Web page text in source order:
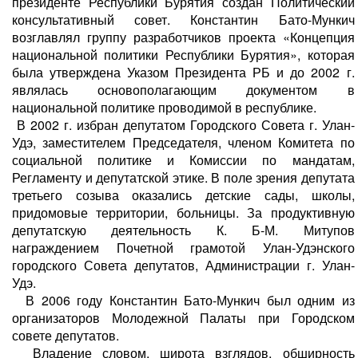
консультативный совет. Константин Бато-Мункич
возглавлял группу разработчиков проекта «Концепция
национальной политики Республики Бурятия», которая
была утверждена Указом Президента РБ и до 2002 г.
являлась основополагающим документом в
национальной политике проводимой в республике.
В 2002 г. избран депутатом Городского Совета г. Улан-
Удэ, заместителем Председателя, членом Комитета по
социальной политике и Комиссии по мандатам,
Регламенту и депутатской этике. В поле зрения депутата
третьего созыва оказались детские сады, школы,
придомовые территории, больницы. За продуктивную
депутатскую деятельность К. Б-М. Митупов
награждением Почетной грамотой Улан-Удэнского
городского Совета депутатов, Администрации г. Улан-
Удэ.
В 2006 году Константин Бато-Мункич был одним из
организаторов Молодежной Палаты при Городском
совете депутатов.
Владение словом, широта взглядов, обширность